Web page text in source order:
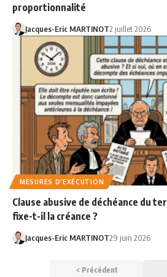
proportionnalité
Jacques-Eric MARTINOT2 juillet 2026
MESURES D'EXÉCUTION
Clause abusive de déchéance du
fixe-t-il la créance ?
Jacques-Eric MARTINOT29 juin 2026
Précédent